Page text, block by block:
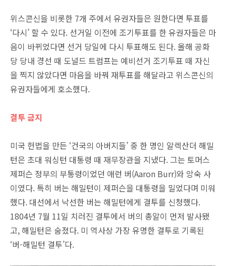
위스콘신을 비롯한 7개 주에서 유권자들은 원한다면 투표를
‘다시’ 할 수 있다. 선거일 이전에 조기투표를 한 유권자들은 마
음이 바뀌었다면 선거 당일에 다시 투표해도 된다. 올해 공화
당 당내 경선 때 도널드 트럼프는 예비선거 조기투표 때 자신
을 찍지 않았다면 마음을 바꿔 재투표를 해달라고 위스콘신의
유권자들에게 호소했다.
결투 금지
미국 헌법을 만든 ‘건국의 아버지들’ 중 한 명인 알렉산더 해밀
턴은 초대 워싱턴 대통령 때 재무장관을 지냈다. 그는 토머스
제퍼슨 정부의 부통령이었던 애런 버(Aaron Burr)와 앙숙 사
이였다. 특히 버는 해밀턴이 제퍼슨을 대통령을 밀었다며 미워
했다. 대선에서 낙선한 버는 해밀턴에게 결투를 신청했다.
1804년 7월 11일 치러진 결투에서 버의 총알이 먼저 발사됐
고, 해밀턴은 숨졌다. 미 역사상 가장 유명한 결투로 기록된
‘버-해밀턴 결투’다.